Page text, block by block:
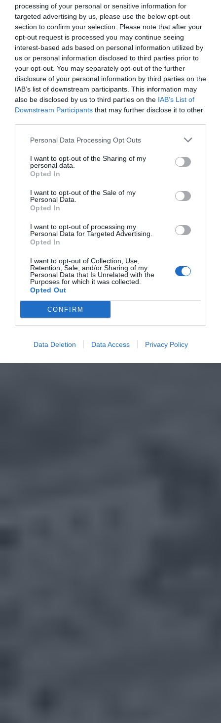
processing of your personal or sensitive information for
targeted advertising by us, please use the below opt-out
section to confirm your selection. Please note that after your
opt-out request is processed you may continue seeing
interest-based ads based on personal information utilized by
us or personal information disclosed to third parties prior to
your opt-out. You may separately opt-out of the further
disclosure of your personal information by third parties on the
IAB’s list of downstream participants. This information may
also be disclosed by us to third parties on the IAB’s List of
Downstream Participants that may further disclose it to other
Personal Data Processing Opt Outs
I want to opt-out of the Sharing of my
personal data.
Opted In
I want to opt-out of the Sale of my
Personal Data.
Opted In
I want to opt-out of processing my
Personal Data for Targeted Advertising.
Opted In
I want to opt-out of Collection, Use,
Retention, Sale, and/or Sharing of my
Personal Data that Is Unrelated with the
Purposes for which it was collected.
Opted Out
CONFIRM
Data Deletion Data Access Privacy Policy